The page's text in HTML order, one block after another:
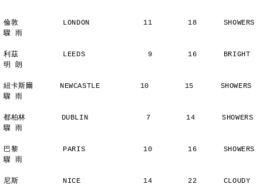
倫敦          LONDON            11        18      SHOWERS
驟 雨
利茲          LEEDS              9        16      BRIGHT
明 朗
紐卡斯爾      NEWCASTLE         10        15      SHOWERS
驟 雨
都柏林        DUBLIN             7        14      SHOWERS
驟 雨
巴黎          PARIS             10        16      SHOWERS
驟 雨
尼斯          NICE              14        22      CLOUDY